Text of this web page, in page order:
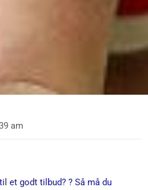
am
et godt tilbud? ? Så må du